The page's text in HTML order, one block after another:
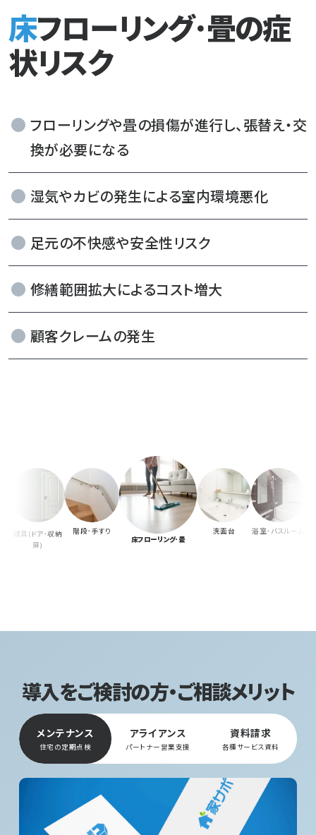
床フローリング･畳の症
状リスク
フローリングや畳の損傷が進行し、張替え・交
換が必要になる
湿気やカビの発生による室内環境悪化
足元の不快感や安全性リスク
修繕範囲拡大によるコスト増大
顧客クレームの発生
建具(ドア･収納
扉)
階段･手すり
床フローリング･畳
洗面台 浴室･バスルーム
導入をご検討の方・ご相談メリット
メンテナンス
住宅の定期点検
アライアンス
パートナー営業支援
資料請求
各種サービス資料